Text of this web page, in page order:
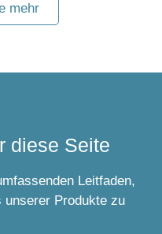
mehr
diese Seite
Leitfaden,
unserer Produkte zu